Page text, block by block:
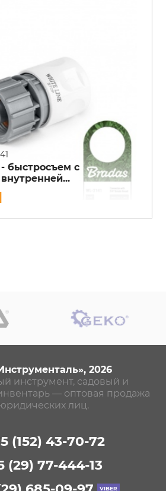
быстросъем c
2026
инструмент, садовый и
— оптовая продажа
лиц.
(152) 43-70-72
(29)77-444-13